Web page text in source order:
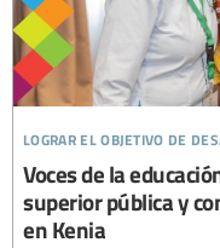
lograr el objetivo de
Voces de la
superior pública y
en Kenia